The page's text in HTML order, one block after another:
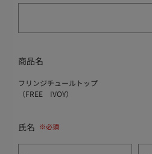
商品名
フリンジチュールトップ
（FREE IVOY）
氏名